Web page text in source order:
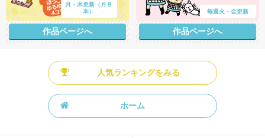
月・木更新（月８
本）
作品ページへ
毎週火・金更新
作品ページへ
人気ランキングをみる
ホーム